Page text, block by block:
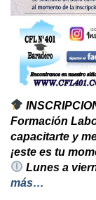
Formación
capacitarte y
¡este es tu
Lunes a
más…